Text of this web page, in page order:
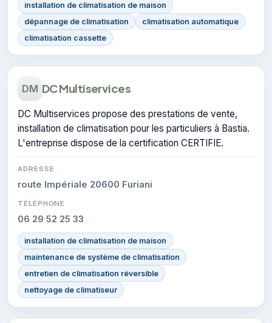
installation de climatisation de maison
dépannage de climatisation
climatisation automatique
climatisation cassette
DM DC Multiservices
DC Multiservices propose des prestations de vente,
installation de climatisation pour les particuliers à Bastia.
L'entreprise dispose de la certification CERTIFIE.
ADRESSE
route Impériale 20600 Furiani
TÉLÉPHONE
06 29 52 25 33
installation de climatisation de maison
maintenance de système de climatisation
entretien de climatisation réversible
nettoyage de climatiseur